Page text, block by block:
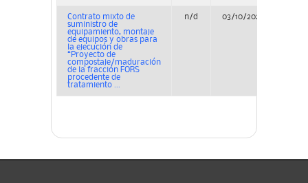
Contrato mixto de
suministro de
equipamiento, montaje
de equipos y obras para
la ejecución de
“Proyecto de
compostaje/maduración
de la fracción FORS
procedente de
tratamiento ...
n/d 03/10/2025